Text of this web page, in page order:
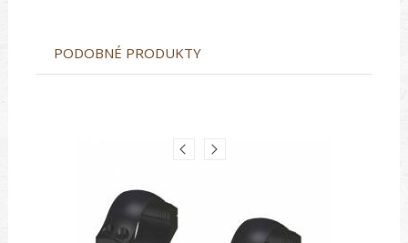
PODOBNÉ PRODUKTY